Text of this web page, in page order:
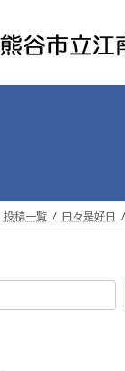
投稿一覧 日々是好日